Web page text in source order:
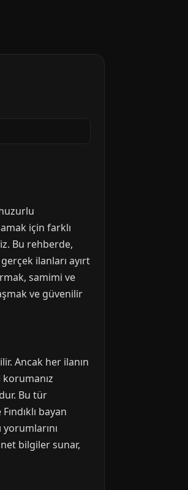
için farklı
Bu rehberde,
ilanları ayırt
samimi ve
ve güvenilir
Ancak her ilanın
Bu tür
bayan
bilgiler sunar,